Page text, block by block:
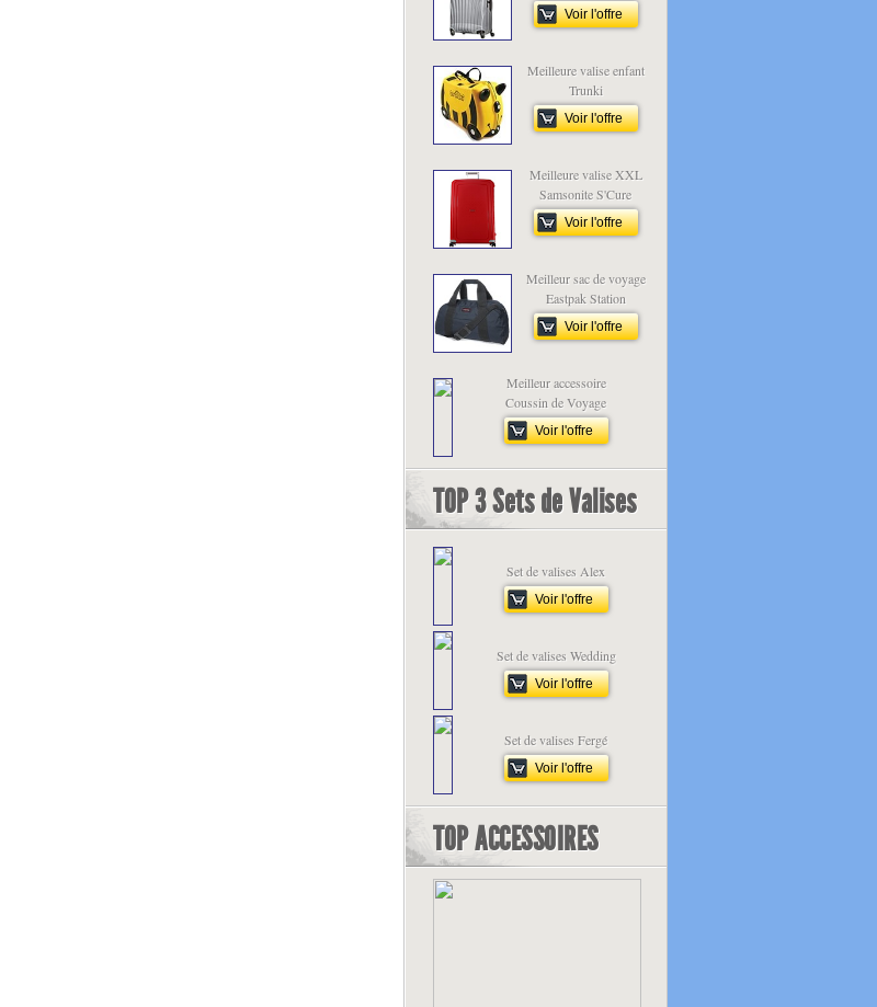
Voir l'offre
Meilleure valise enfant
Trunki
Voir l'offre
Meilleure valise XXL
Samsonite S'Cure
Voir l'offre
Meilleur sac de voyage
Eastpak Station
Voir l'offre
Meilleur accessoire
Coussin de Voyage
Voir l'offre
TOP 3 Sets de Valises
Set de valises Alex
Voir l'offre
Set de valises Wedding
Voir l'offre
Set de valises Fergé
Voir l'offre
TOP ACCESSOIRES